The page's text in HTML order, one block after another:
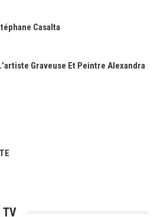
Casalta
Graveuse Et Peintre Alexandra
TV